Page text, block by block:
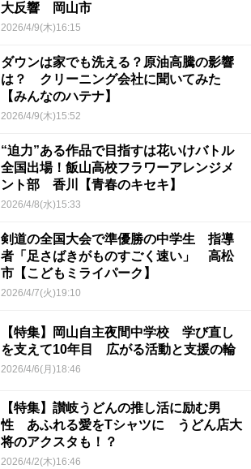
大反響 岡山市
2026/4/9(木)16:15
ダウンは家でも洗える？原油高騰の影響
は？ クリーニング会社に聞いてみた
【みんなのハテナ】
2026/4/9(木)15:52
“迫力”ある作品で目指すは花いけバトル
全国出場！飯山高校フラワーアレンジメ
ント部 香川【青春のキセキ】
2026/4/8(水)15:33
剣道の全国大会で準優勝の中学生 指導
者「足さばきがものすごく速い」 高松
市【こどもミライパーク】
2026/4/7(火)19:10
【特集】岡山自主夜間中学校 学び直し
を支えて10年目 広がる活動と支援の輪
2026/4/6(月)18:46
【特集】讃岐うどんの推し活に励む男
性 あふれる愛をTシャツに うどん店大
将のアクスタも！？
2026/4/2(木)16:46